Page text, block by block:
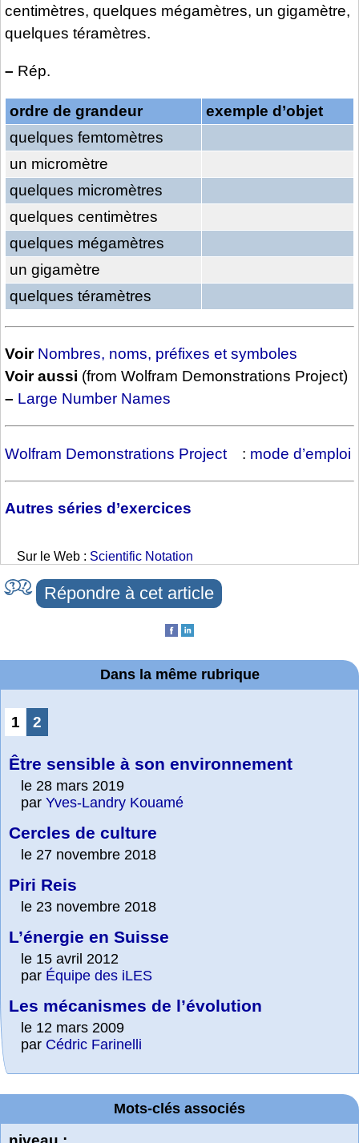
centimètres, quelques mégamètres, un gigamètre,
quelques téramètres.
– Rép.
ordre de grandeur
exemple d’objet
quelques femtomètres
un micromètre
quelques micromètres
quelques centimètres
quelques mégamètres
un gigamètre
quelques téramètres
Voir Nombres, noms, préfixes et symboles
Voir aussi (from Wolfram Demonstrations Project)
– Large Number Names
Wolfram Demonstrations Project : mode d’emploi
Autres séries d’exercices
Sur le Web : Scientific Notation
Répondre à cet article
Dans la même rubrique
1 2
Être sensible à son environnement
le 28 mars 2019
par Yves-Landry Kouamé
Cercles de culture
le 27 novembre 2018
Piri Reis
le 23 novembre 2018
L’énergie en Suisse
le 15 avril 2012
par Équipe des iLES
Les mécanismes de l’évolution
le 12 mars 2009
par Cédric Farinelli
Mots-clés associés